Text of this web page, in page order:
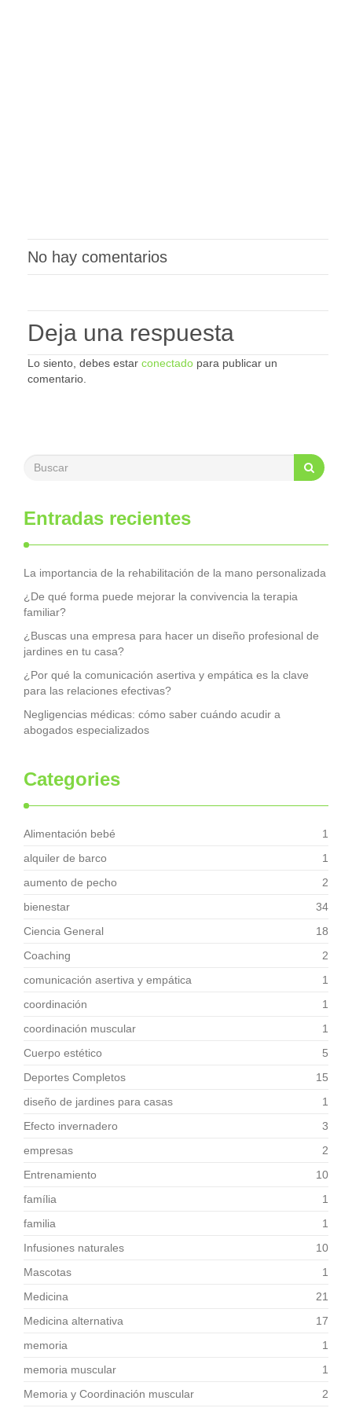
No hay comentarios
Deja una respuesta
Lo siento, debes estar conectado para publicar un
comentario.
Entradas recientes
La importancia de la rehabilitación de la mano personalizada
¿De qué forma puede mejorar la convivencia la terapia
familiar?
¿Buscas una empresa para hacer un diseño profesional de
jardines en tu casa?
¿Por qué la comunicación asertiva y empática es la clave
para las relaciones efectivas?
Negligencias médicas: cómo saber cuándo acudir a
abogados especializados
Categories
Alimentación bebé
1
alquiler de barco
1
aumento de pecho
2
bienestar
34
Ciencia General
18
Coaching
2
comunicación asertiva y empática
1
coordinación
1
coordinación muscular
1
Cuerpo estético
5
Deportes Completos
15
diseño de jardines para casas
1
Efecto invernadero
3
empresas
2
Entrenamiento
10
família
1
familia
1
Infusiones naturales
10
Mascotas
1
Medicina
21
Medicina alternativa
17
memoria
1
memoria muscular
1
Memoria y Coordinación muscular
2